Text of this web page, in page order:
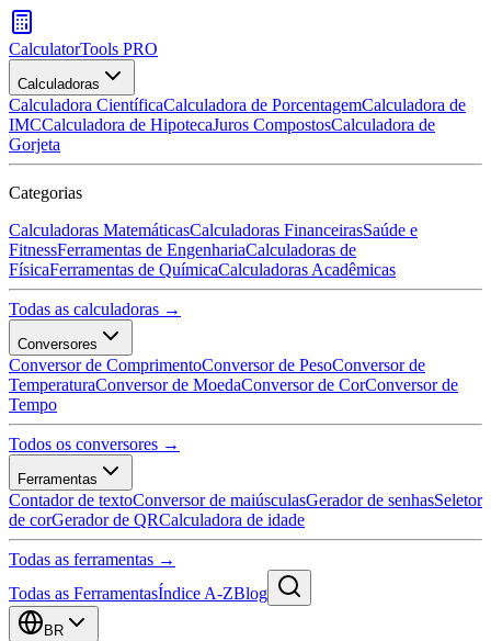
CalculatorTools PRO
Calculadoras
Calculadora CientíficaCalculadora de PorcentagemCalculadora de
IMCCalculadora de HipotecaJuros CompostosCalculadora de
Gorjeta
Categorias
Calculadoras MatemáticasCalculadoras FinanceirasSaúde e
FitnessFerramentas de EngenhariaCalculadoras de
FísicaFerramentas de QuímicaCalculadoras Acadêmicas
Todas as calculadoras →
Conversores
Conversor de ComprimentoConversor de PesoConversor de
TemperaturaConversor de MoedaConversor de CorConversor de
Tempo
Todos os conversores →
Ferramentas
Contador de textoConversor de maiúsculasGerador de senhasSeletor
de corGerador de QRCalculadora de idade
Todas as ferramentas →
Todas as FerramentasÍndice A-ZBlog
BR